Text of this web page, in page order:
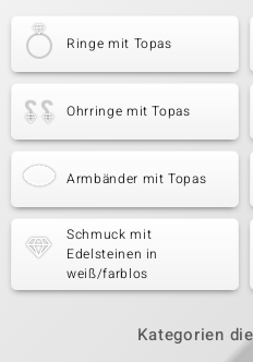
Ringe mit Topas
Ohrringe mit Topas
Armbänder mit Topas
Schmuck mit
Edelsteinen in
weiß/farblos
Kategorien